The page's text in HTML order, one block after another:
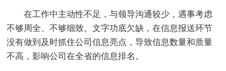
在工作中主动性不足，与领导沟通较少，遇事考虑
不够周全、不够细致。文字功底欠缺，在信息报送环节
没有做到及时抓住公司信息亮点，导致信息数量和质量
不高，影响公司在全省的信息排名。